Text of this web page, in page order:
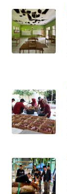
LABUHANBATU
WN
TAPANULI
TENGAH
SERDANG
WN
TEBING
WN
PAKPAK